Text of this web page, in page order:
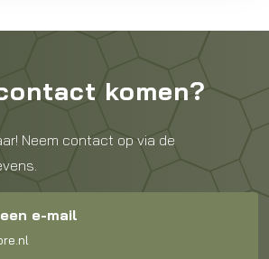
komen?
Neem contact op via de
e-mail